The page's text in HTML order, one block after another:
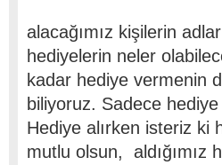
alacağımız kişilerin
hediyelerin neler
kadar hediye vermenin
biliyoruz. Sadece
Hediye alırken isteriz ki
mutlu olsun, aldığımız